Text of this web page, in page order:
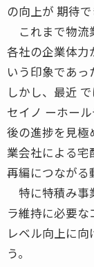
の向上が 期待で
これまで物流
各社の企業体力
いう印象であっ
しかし、最近
セイノ ーホー
後の進捗を見極
業会社による宅
再編につながる
特に特積み事
ラ維持に必要
レベル向上に
う。